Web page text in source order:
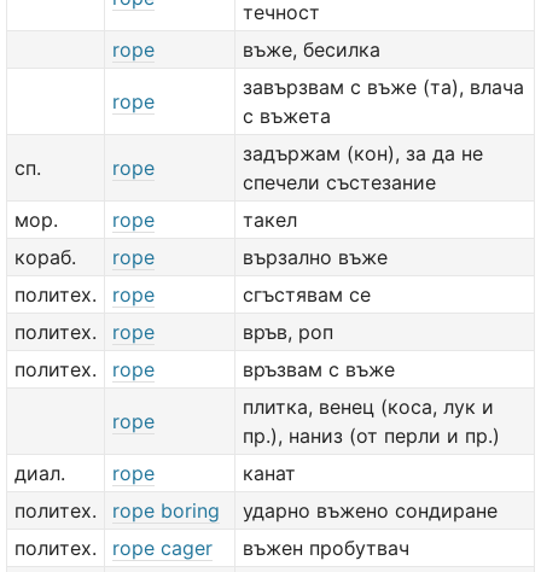
течност
rope
въже, бесилка
rope
завързвам с въже (та), влача
с въжета
сп. rope
задържам (кон), за да не
спечели състезание
мор.
rope
такел
кораб.
rope
вързално въже
политех.
rope
сгъстявам се
политех.
rope
връв, роп
политех.
rope връзвам с въже
rope
плитка, венец (коса, лук и
пр.), наниз (от перли и пр.)
диал.
rope
канат
политех.
rope boring
ударно въжено сондиране
политех.
rope cager въжен пробутвач